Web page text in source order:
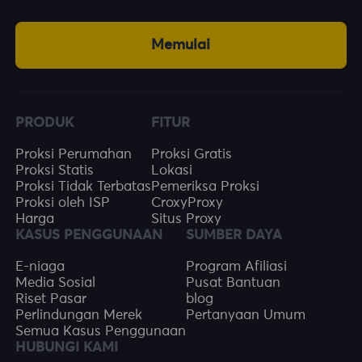
Memulai
PRODUK
Proksi Perumahan
Proksi Statis
Proksi Tidak Terbatas
Proksi oleh ISP
Harga
FITUR
Proksi Gratis
Lokasi
Pemeriksa Proksi
CroxyProxy
Situs Proxy
KASUS PENGGUNAAN
E-niaga
Media Sosial
Riset Pasar
Perlindungan Merek
Semua Kasus Penggunaan
SUMBER DAYA
Program Afiliasi
Pusat Bantuan
blog
Pertanyaan Umum
HUBUNGI KAMI